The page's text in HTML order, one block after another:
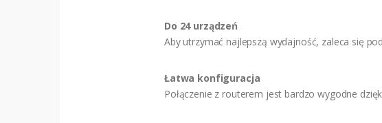
Do 24 urządzeń
Aby utrzymać najlepszą wydajność, zaleca się
Łatwa konfiguracja
Połączenie z routerem jest bardzo wygodne